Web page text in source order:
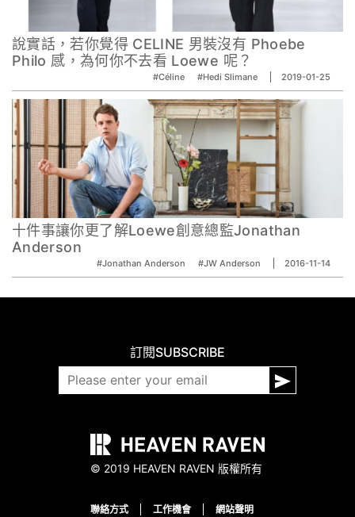
說實話，若你覺得 CELINE 男裝沒有 Phoebe
Philo 感，為何你不去看 Loewe 呢？
#Céline #Hedi Slimane 2019-01-25
十件事讓你更了解Loewe創意總監Jonathan
Anderson
#Jonathan Anderson #JW Anderson 2016-11-14
訂閱SUBSCRIBE
© 2019 HEAVEN RAVEN 版權所有
聯絡方式 工作機會 網站聲明